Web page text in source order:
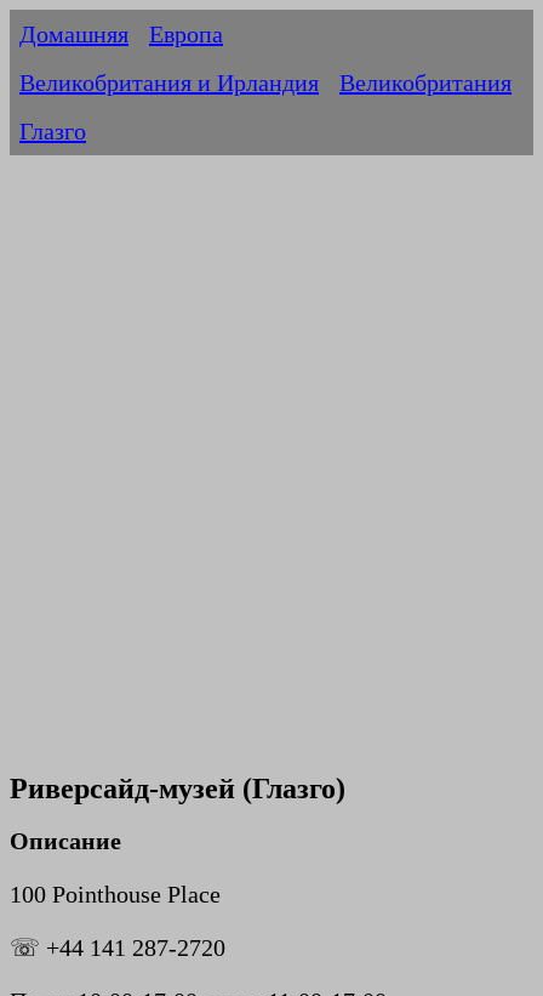
Домашняя
Европа
Великобритания и Ирландия
Великобритания
Глазго
Риверсайд-музей (Глазго)
Описание
100 Pointhouse Place
☏ +44 141 287-2720